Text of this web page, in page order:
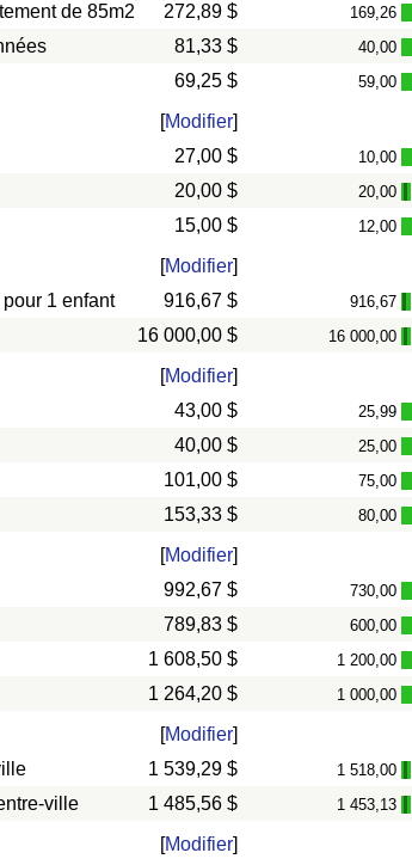
de 85m2
272,89 $ 169,26
81,33 $ 40,00
69,25 $ 59,00
[Modifier]
27,00 $ 10,00
20,00 $ 20,00 -
15,00 $ 12,00
[Modifier]
1 enfant
916,67 $ 916,67 -
16 000,00 $ 16 000,00 -
[Modifier]
43,00 $ 25,99
40,00 $ 25,00
101,00 $ 75,00
153,33 $ 80,00
[Modifier]
992,67 $ 730,00
789,83 $ 600,00
1 608,50 $ 1 200,00
1 264,20 $ 1 000,00
[Modifier]
1 539,29 $ 1 518,00 -
ville 1 485,56 $ 1 453,13 -
[Modifier]